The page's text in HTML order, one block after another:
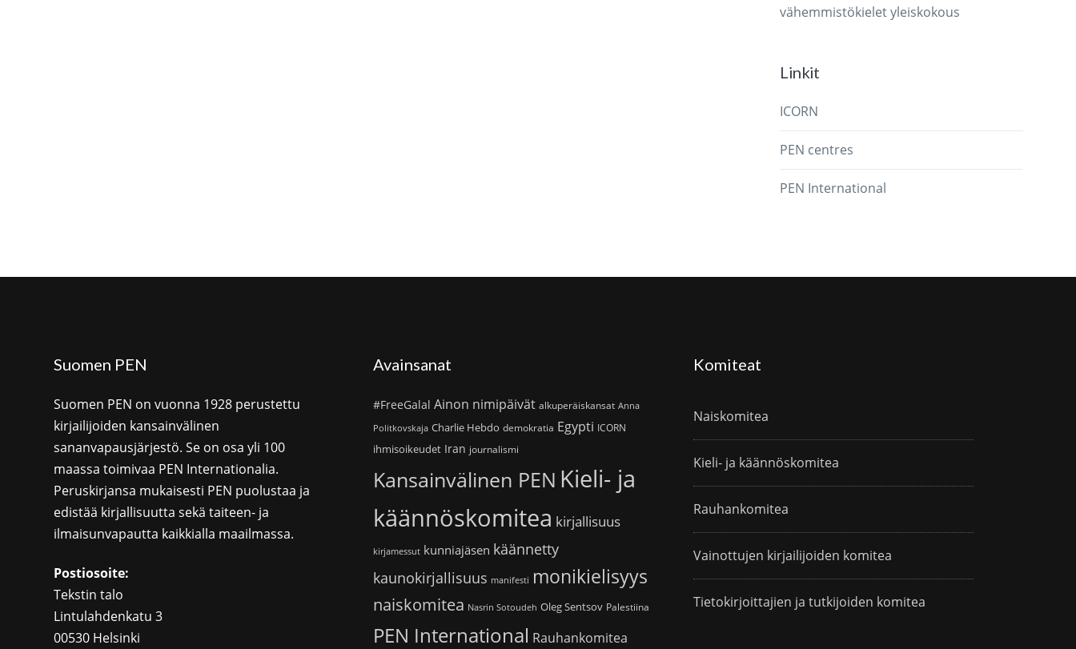
vähemmistökieletyleiskokous
Linkit
ICORN
PEN centres
PEN International
Suomen PEN
Suomen PEN on vuonna 1928 perustettu
kirjailijoiden kansainvälinen
sananvapausjärjestö. Se on osa yli 100
maassa toimivaa PEN Internationalia.
Peruskirjansa mukaisesti PEN puolustaa ja
edistää kirjallisuutta sekä taiteen- ja
ilmaisunvapautta kaikkialla maailmassa.
Postiosoite:
Tekstin talo
Lintulahdenkatu 3
00530 Helsinki
Avainsanat
#FreeGalal Ainon nimipäivät alkuperäiskansat Anna
Politkovskaja Charlie Hebdo demokratia Egypti ICORN
ihmisoikeudet Iran journalismi
Kansainvälinen PEN Kieli- ja
käännöskomitea kirjallisuus
kirjamessut kunniajäsen käännetty
kaunokirjallisuus manifesti monikielisyys
naiskomitea Nasrin Sotoudeh Oleg Sentsov Palestiina
PEN International Rauhankomitea
Komiteat
Naiskomitea
Kieli- ja käännöskomitea
Rauhankomitea
Vainottujen kirjailijoiden komitea
Tietokirjoittajien ja tutkijoiden komitea